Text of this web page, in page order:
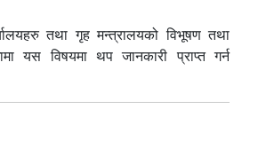
तथा गृह मन्त्रालयको विभूषण तथा
यस विषयमा थप जानकारी प्राप्त गर्न